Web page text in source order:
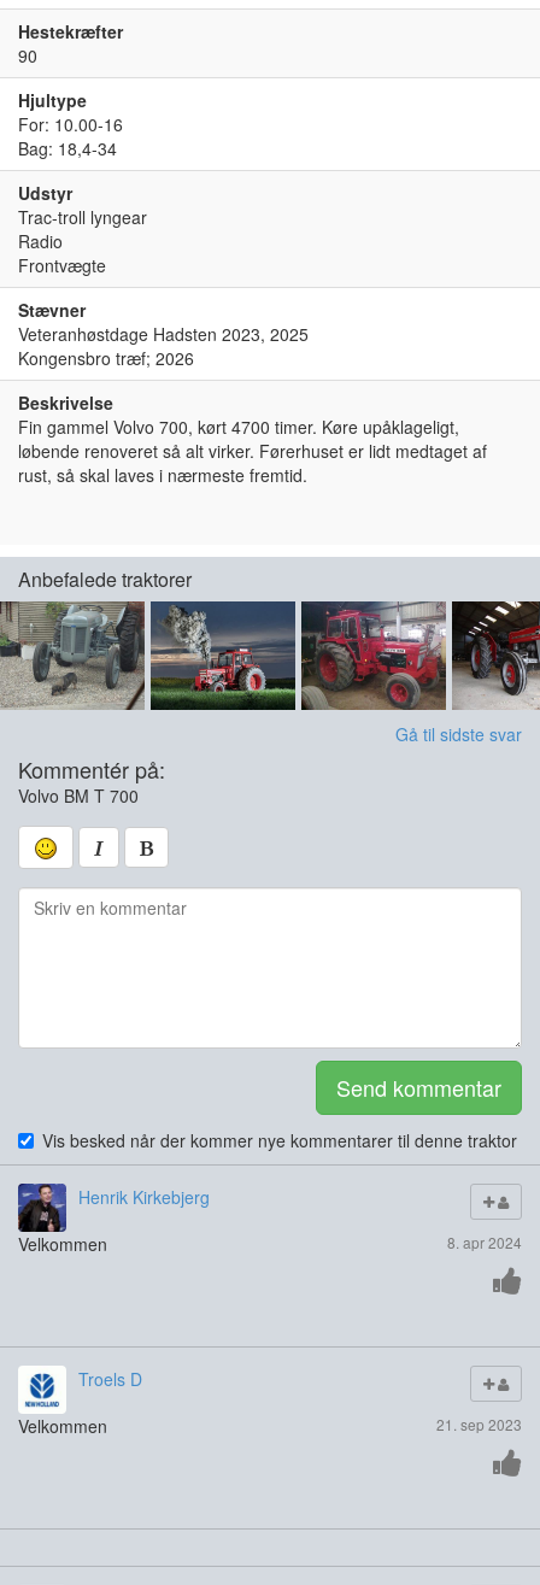
Hestekræfter
90
Hjultype
For: 10.00-16
Bag: 18,4-34
Udstyr
Trac-troll lyngear
Radio
Frontvægte
Stævner
Veteranhøstdage Hadsten 2023, 2025
Kongensbro træf; 2026
Beskrivelse
Fin gammel Volvo 700, kørt 4700 timer. Køre upåklageligt,
løbende renoveret så alt virker. Førerhuset er lidt medtaget af
rust, så skal laves i nærmeste fremtid.
Anbefalede traktorer
Gå til sidste svar
Kommentér på:
Volvo BM T 700
Send kommentar
Vis besked når der kommer nye kommentarer til denne traktor
Henrik Kirkebjerg
8. apr 2024
Velkommen
Troels D
21. sep 2023
Velkommen